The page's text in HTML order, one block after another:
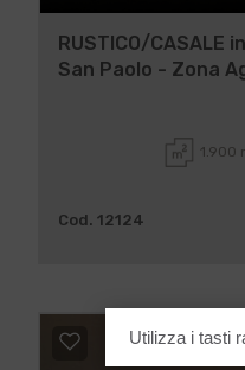
RUSTICO/CASALE
San Paolo - Zona
1.900
Cod. 12124
Utilizza i tasti